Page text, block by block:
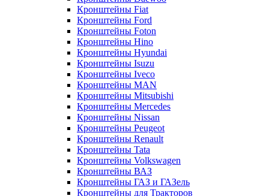
Кронштейны Fiat
Кронштейны Ford
Кронштейны Foton
Кронштейны Hino
Кронштейны Hyundai
Кронштейны Isuzu
Кронштейны Iveco
Кронштейны MAN
Кронштейны Mitsubishi
Кронштейны Mеrcedes
Кронштейны Nissan
Кронштейны Peugeot
Кронштейны Renault
Кронштейны Tata
Кронштейны Volkswagen
Кронштейны ВАЗ
Кронштейны ГАЗ и ГАЗель
Кронштейны для Тракторов